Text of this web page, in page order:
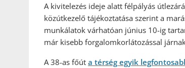
A kivitelezés ideje alatt félpályás
közútkezelő tájékoztatása szerint a
munkálatok várhatóan június 10-ig
már kisebb forgalomkorlátozással
A 38-as főút a térség egyik